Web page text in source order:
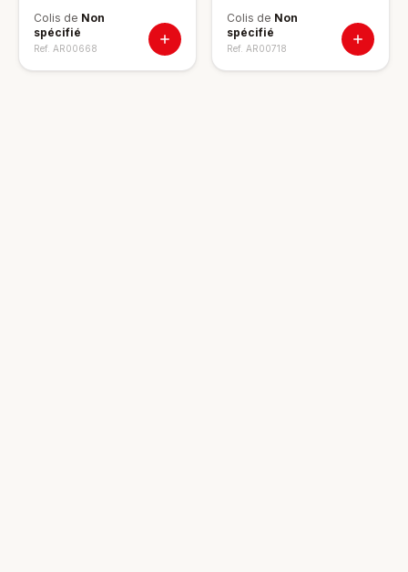
Colis de Non
spécifié
Ref. AR00668
Colis de Non
spécifié
Ref. AR00718